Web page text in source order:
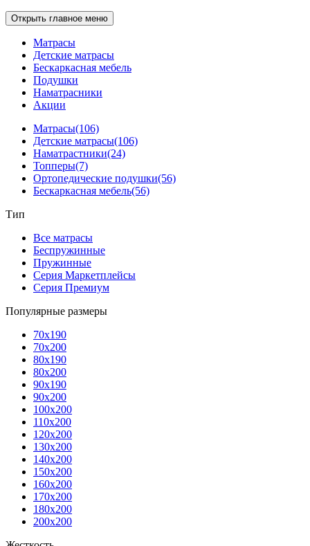
Открыть главное меню
Матрасы
Детские матрасы
Бескаркасная мебель
Подушки
Наматрасники
Акции
Матрасы(106)
Детские матрасы(106)
Наматрастники(24)
Топперы(7)
Ортопедические подушки(56)
Бескаркасная мебель(56)
Тип
Все матрасы
Беспружинные
Пружинные
Серия Маркетплейсы
Серия Премиум
Популярные размеры
70x190
70x200
80x190
80x200
90x190
90x200
100x200
110x200
120x200
130x200
140x200
150x200
160x200
170x200
180x200
200x200